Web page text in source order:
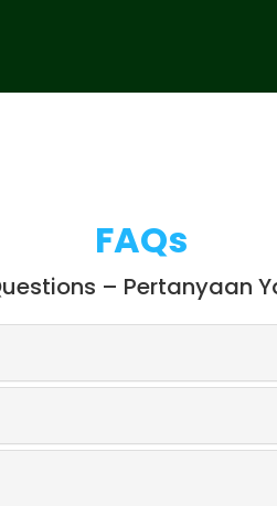
FAQs
– Pertanyaan